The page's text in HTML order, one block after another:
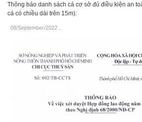
Thông báo danh sách cá cơ sở đủ điều kiện an
cá có chiều dài trên 15m):
08/September/2022